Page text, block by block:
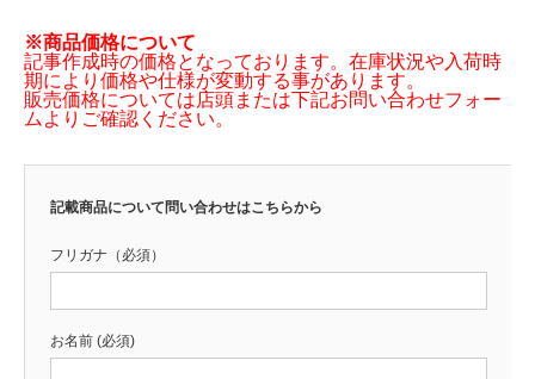
※商品価格について
記事作成時の価格となっております。在庫状況や入荷時
期により価格や仕様が変動する事があります。
販売価格については店頭または下記お問い合わせフォー
ムよりご確認ください。
記載商品について問い合わせはこちらから
フリガナ（必須）
お名前 (必須)